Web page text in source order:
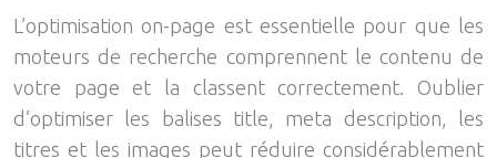
L’optimisation on-page est essentielle pour que les
moteurs de recherche comprennent le contenu de
votre page et la classent correctement. Oublier
d’optimiser les balises title, meta description, les
titres et les images peut réduire considérablement